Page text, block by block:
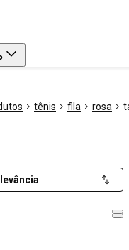
tênis fila rosa